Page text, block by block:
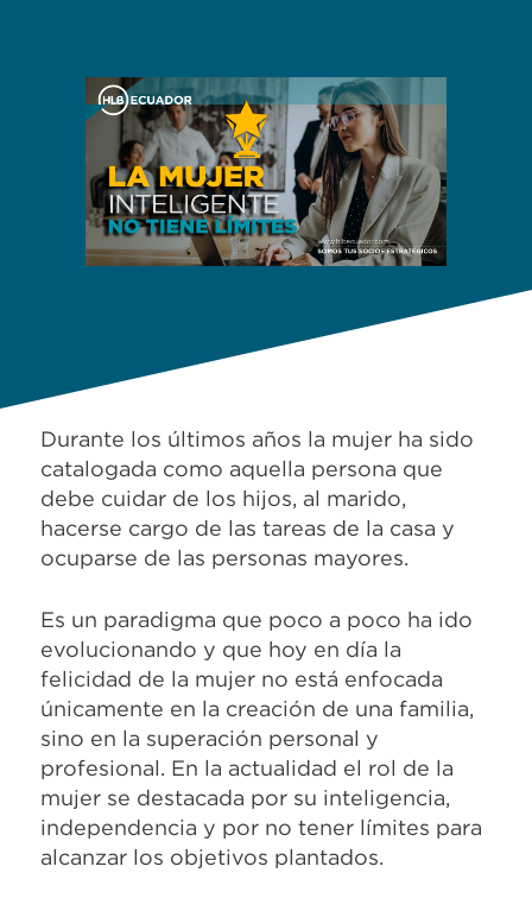
Durante los últimos años la mujer ha sido
catalogada como aquella persona que
debe cuidar de los hijos, al marido,
hacerse cargo de las tareas de la casa y
ocuparse de las personas mayores.
Es un paradigma que poco a poco ha ido
evolucionando y que hoy en día la
felicidad de la mujer no está enfocada
únicamente en la creación de una familia,
sino en la superación personal y
profesional. En la actualidad el rol de la
mujer se destacada por su inteligencia,
independencia y por no tener límites para
alcanzar los objetivos plantados.